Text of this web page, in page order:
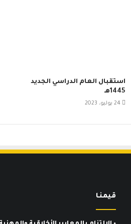
استقبال العام الدراسي الجديد
1445هـ
24 يوليو، 2023
قيمنـا